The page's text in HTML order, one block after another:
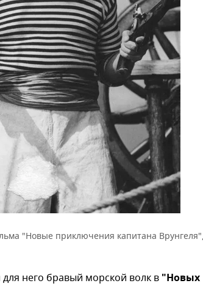
"Новые приключения капитана
него бравый морской волк в "Новых